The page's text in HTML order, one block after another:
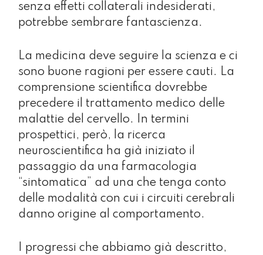
senza effetti collaterali indesiderati,
potrebbe sembrare fantascienza.
La medicina deve seguire la scienza e ci
sono buone ragioni per essere cauti. La
comprensione scientifica dovrebbe
precedere il trattamento medico delle
malattie del cervello. In termini
prospettici, però, la ricerca
neuroscientifica ha già iniziato il
passaggio da una farmacologia
“sintomatica” ad una che tenga conto
delle modalità con cui i circuiti cerebrali
danno origine al comportamento.
I progressi che abbiamo già descritto,